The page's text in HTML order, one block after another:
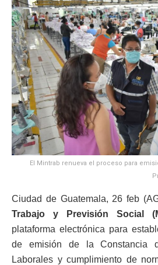
El Mintrab renueva el proceso para
Ciudad de Guatemala, 26 feb
Trabajo y Previsión Social
plataforma electrónica para
de emisión de la Constancia
Laborales y cumplimiento de